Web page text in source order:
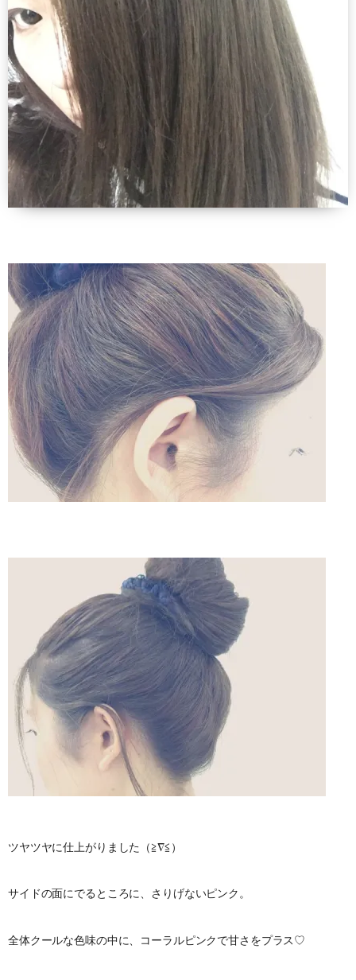
ツヤツヤに仕上がりました（≧∇≦）
サイドの面にでるところに、さりげないピンク。
全体クールな色味の中に、コーラルピンクで甘さをプラス♡